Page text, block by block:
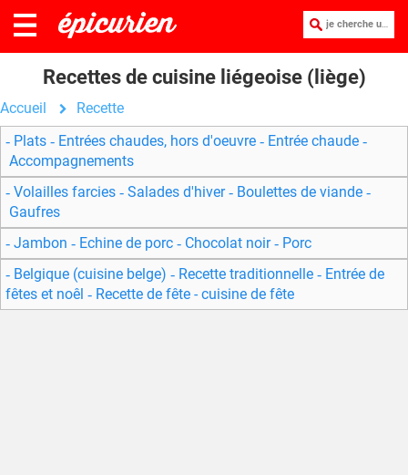
je cherche une recette :
Recettes de cuisine liégeoise (liège)
Accueil
Recette
Plats
Entrées chaudes, hors d'oeuvre
Entrée chaude
Accompagnements
Volailles farcies
Salades d'hiver
Boulettes de viande
Gaufres
Jambon
Echine de porc Chocolat noir
Porc
Belgique (cuisine belge)
Recette traditionnelle
Entrée de
fêtes et noêl
Recette de fête - cuisine de fête